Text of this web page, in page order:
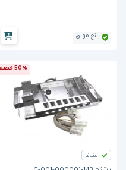
بائع موثق
50% خصم
متوفر